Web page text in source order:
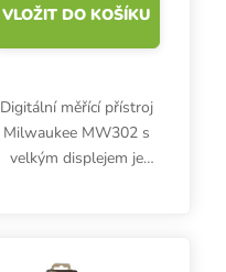
VLOŽIT DO KOŠÍKU
Digitální měřící přístroj
Milwaukee MW302 s
velkým displejem je
Snadno přenosný a